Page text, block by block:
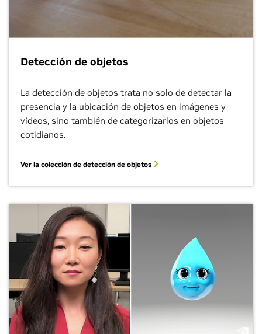
Detección de objetos
La detección de objetos trata no solo de detectar la
presencia y la ubicación de objetos en imágenes y
vídeos, sino también de categorizarlos en objetos
cotidianos.
Ver la colección de detección de objetos